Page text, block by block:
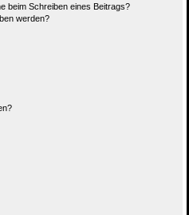
beim Schreiben eines Beitrags?
werden?